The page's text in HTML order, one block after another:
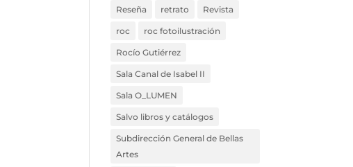
Reseña retrato Revista
roc roc fotoilustración
Rocío Gutiérrez
Sala Canal de Isabel II
Sala O_LUMEN
Salvo libros y catálogos
Subdirección General de Bellas
Artes